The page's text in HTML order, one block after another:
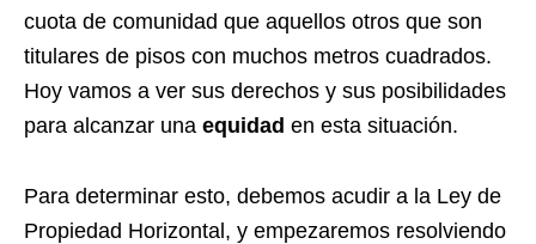
cuota de comunidad que aquellos otros que son
titulares de pisos con muchos metros cuadrados.
Hoy vamos a ver sus derechos y sus posibilidades
para alcanzar una equidad en esta situación.
Para determinar esto, debemos acudir a la Ley de
Propiedad Horizontal, y empezaremos resolviendo